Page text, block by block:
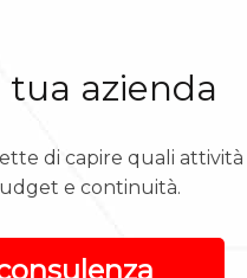
azienda
di capire quali attività
e continuità.